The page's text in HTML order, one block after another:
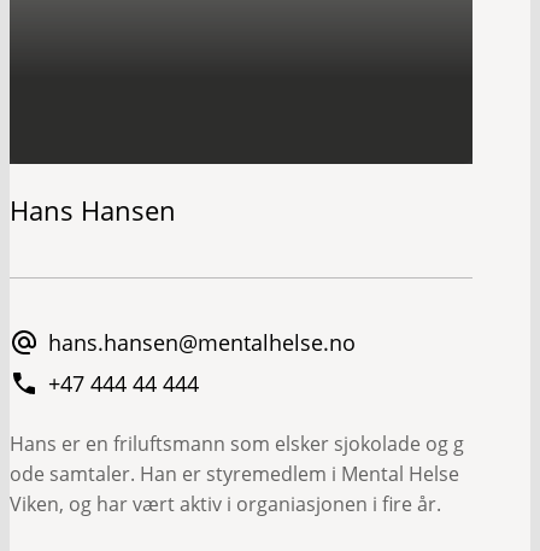
Hans Hansen
hans.hansen@mentalhelse.no
+47 444 44 444
Hans er en friluftsmann som elsker sjokolade og g
ode samtaler. Han er styremedlem i Mental Helse
Viken, og har vært aktiv i organiasjonen i fire år.